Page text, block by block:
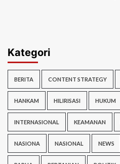
Kategori
BERITA CONTENT STRATEGY
HANKAM HILIRISASI HUKUM
INTERNASIONAL KEAMANAN
NASIONA NASIONAL NEWS